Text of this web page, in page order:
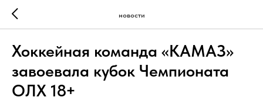
новости
Хоккейная команда «КАМАЗ»
завоевала кубок Чемпионата
ОЛХ 18+